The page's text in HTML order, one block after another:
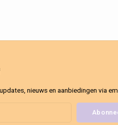
nieuws en aanbiedingen via